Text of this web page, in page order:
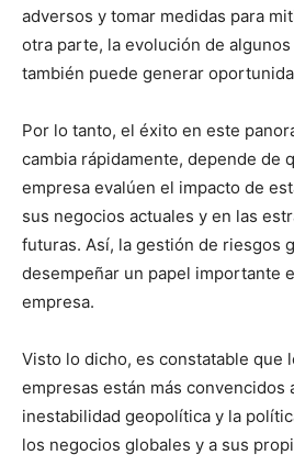
adversos y tomar medidas para
otra parte, la evolución de
también puede generar
Por lo tanto, el éxito en este
cambia rápidamente, depende de
empresa evalúen el impacto de
sus negocios actuales y en las
futuras. Así, la gestión de riesgos
desempeñar un papel importante
empresa.
Visto lo dicho, es constatable que
empresas están más convencidos
inestabilidad geopolítica y la
los negocios globales y a sus